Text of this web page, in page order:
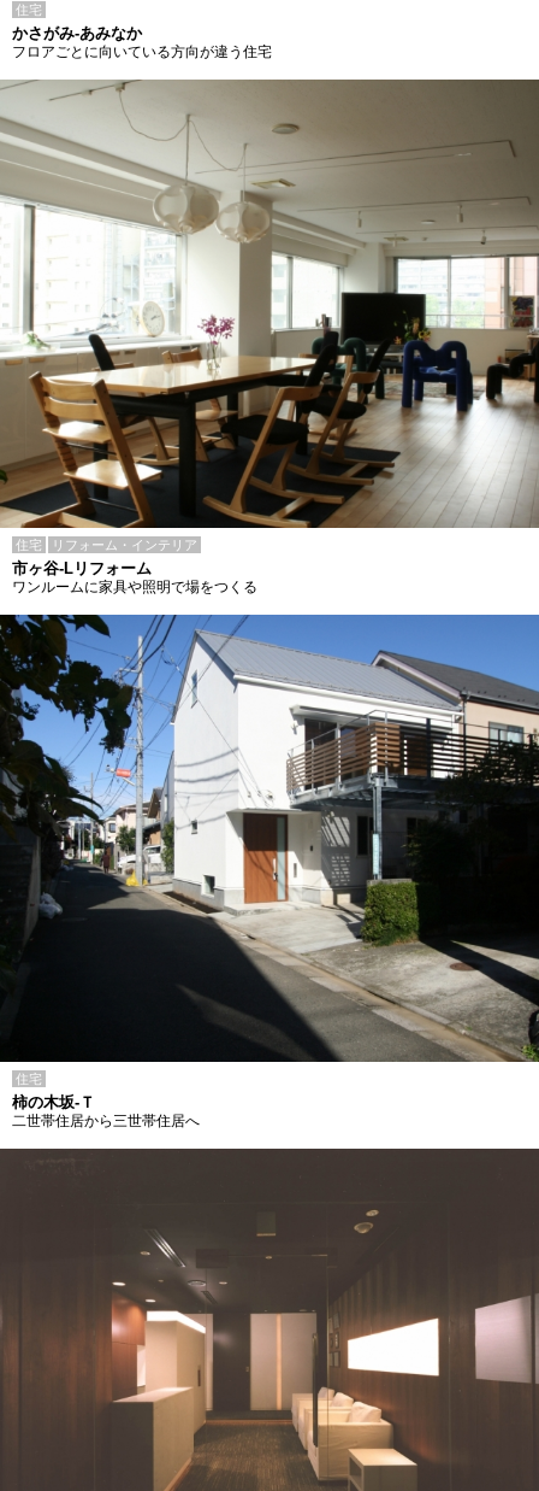
住宅
かさがみ-あみなか
フロアごとに向いている方向が違う住宅
住宅 リフォーム・インテリア
市ヶ谷-Lリフォーム
ワンルームに家具や照明で場をつくる
住宅
柿の木坂-Ｔ
二世帯住居から三世帯住居へ